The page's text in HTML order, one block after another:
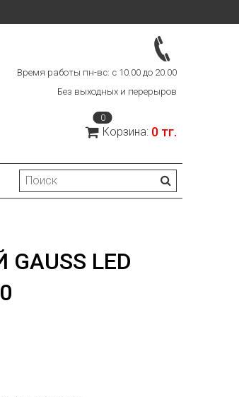
Время работы пн-вс: с 10.00 до 20.00
Без выходных и перерыров
0
Корзина: 0 тг.
LED